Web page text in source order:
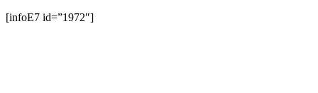
[infoE7 id=”1972″]